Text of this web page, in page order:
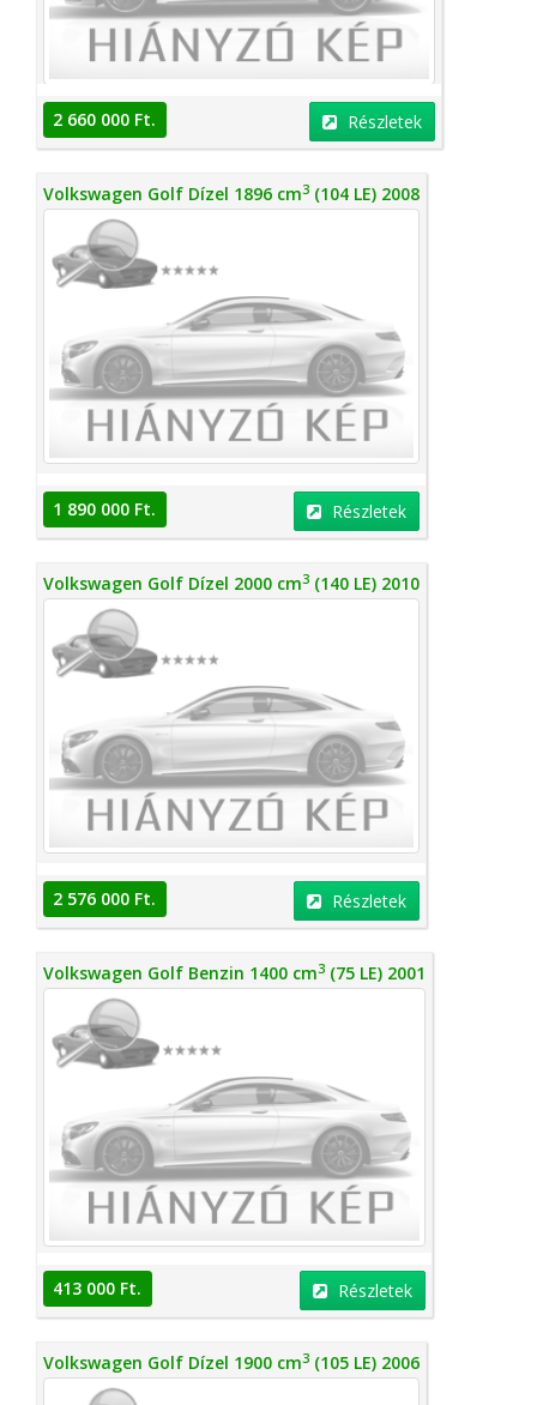
2 660 000 Ft. Részletek
Volkswagen Golf Dízel 1896 cm3 (104 LE) 2008
1 890 000 Ft. Részletek
Volkswagen Golf Dízel 2000 cm3 (140 LE) 2010
2 576 000 Ft. Részletek
Volkswagen Golf Benzin 1400 cm3 (75 LE) 2001
413 000 Ft. Részletek
Volkswagen Golf Dízel 1900 cm3 (105 LE) 2006